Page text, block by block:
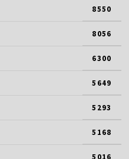
8550
8056
6300
5649
5293
5168
5016